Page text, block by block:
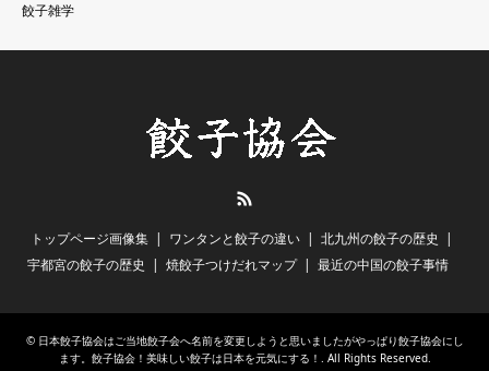
餃子雑学
トップページ画像集 ワンタンと餃子の違い
北九州の餃子の歴史
宇都宮の餃子の歴史
焼餃子つけだれマップ 最近の中国の餃子事情
© 日本餃子協会はご当地餃子会へ名前を変更しようと思いましたがやっぱり餃子協会にし
ます。餃子協会！美味しい餃子は日本を元気にする！ . All Rights Reserved.